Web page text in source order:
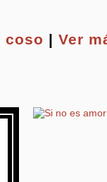
coso |Ver